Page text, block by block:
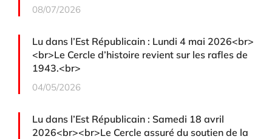
08/07/2026
Lu dans l’Est Républicain : Lundi 4 mai 2026<br>
<br>Le Cercle d’histoire revient sur les rafles de
1943.<br>
04/05/2026
Lu dans l’Est Républicain : Samedi 18 avril
2026<br><br>Le Cercle assuré du soutien de la